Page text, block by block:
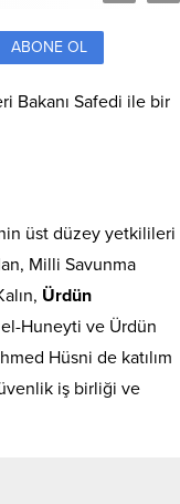
ABONE OL
üst düzey yetkilileri
Milli Savunma
Ürdün
Huneyti ve Ürdün
Hüsni de katılım
iş birliği ve